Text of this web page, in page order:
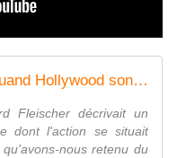
Soleil vert et alerte rouge - Quand Hollywood sonnait l'alarme - Regarder le documentaire complet | ARTE
Fleischer décrivait un
dont l'action se situait
nous retenu du